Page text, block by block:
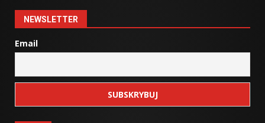
NEWSLETTER
Email